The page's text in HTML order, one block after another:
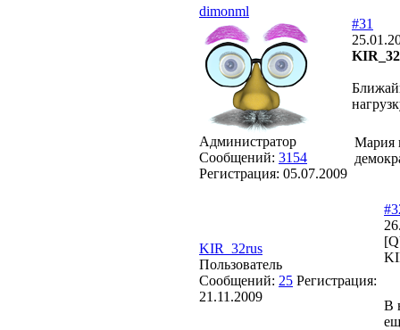
dimonml
Администратор
Сообщений: 3154
Регистрация: 05.07.2009
#31
Мария
KIR_32rus
Пользователь
Сообщений: 25 Регистрация:
21.11.2009
В